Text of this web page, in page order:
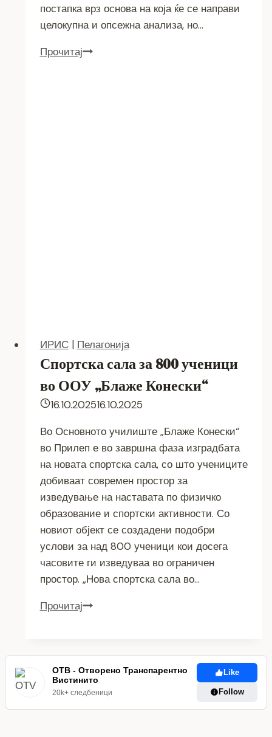
постапка врз основа на која ќе се направи
целокупна и опсежна анализа, но…
ПрочитајОБВИНИТЕЛСТВОТО
ИРИС| Пелагонија
Спортска сала за 800 ученици
во ООУ „Блаже Конески“
16.10.202516.10.2025
Во Основното училиште „Блаже Конески“
во Прилеп е во завршна фаза изградбата
на новата спортска сала, со што учениците
добиваат современ простор за
изведување на наставата по физичко
образование и спортски активности. Со
новиот објект се создадени подобри
услови за над 800 ученици кои досега
часовите ги изведуваа во ограничен
простор. „Нова спортска сала во…
ПрочитајСпортска
800
ученици
во
ОТВ - Отворено Транспарентно
Вистинито
20k+ следбеници
Like
Follow